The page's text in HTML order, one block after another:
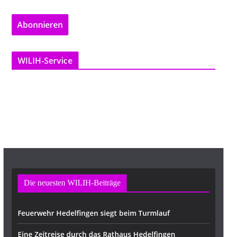
a
l
-
Abonnieren
WILIH-Service
Die neuesten WILIH-Beiträge
Feuerwehr Hedelfingen siegt beim Turmlauf
Eine Zeitreise durch das Rathaus Hedelfingen